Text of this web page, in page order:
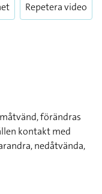
Repetera video
förändras
kontakt med
nedåtvända,